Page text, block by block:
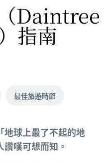
（Daintree
指南
最佳旅遊時節
地球上最了不起的地
嘆可想而知。